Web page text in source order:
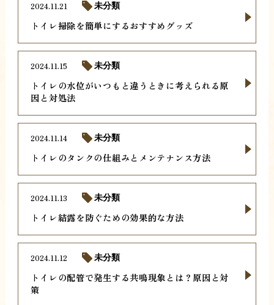
トイレ掃除を簡単にするおすすめグッズ
2024.11.21 未分類
トイレの水位がいつもと違うときに考えられる原
因と対処法
2024.11.15 未分類
トイレのタンクの仕組みとメンテナンス方法
2024.11.14 未分類
トイレ結露を防ぐための効果的な方法
2024.11.13 未分類
トイレの配管で発生する共鳴現象とは？原因と対
策
2024.11.12 未分類